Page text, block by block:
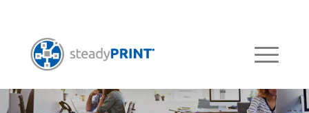
Willkommen in unserer
Knowledgebase